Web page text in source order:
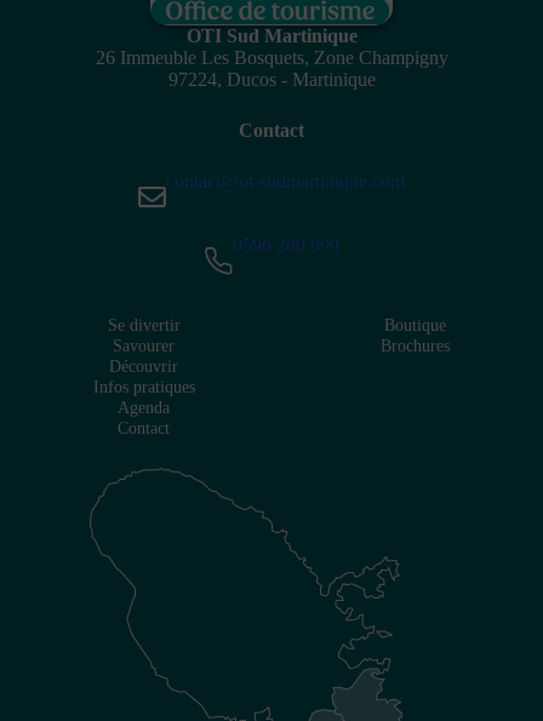
OTI Sud Martinique
26 Immeuble Les Bosquets, Zone Champigny
97224, Ducos - Martinique
Contact
contact@ot-sudmartinique.com
0596 280 999
Se divertir
Savourer
Découvrir
Infos pratiques
Agenda
Contact
Boutique
Brochures